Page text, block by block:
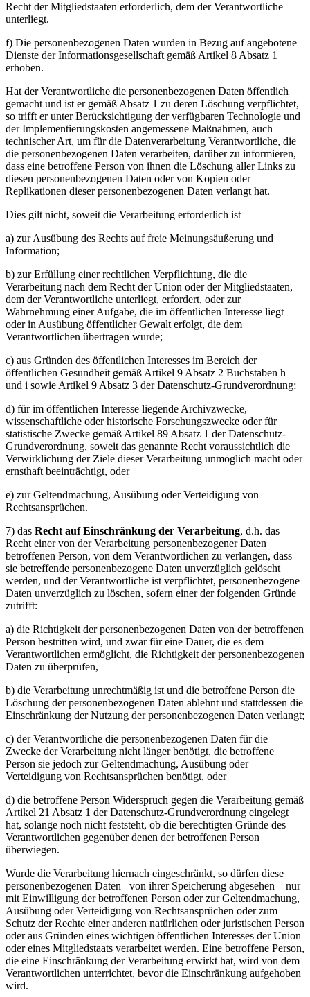
Recht der Mitgliedstaaten erforderlich, dem der Verantwortliche
unterliegt.
f) Die personenbezogenen Daten wurden in Bezug auf angebotene
Dienste der Informationsgesellschaft gemäß Artikel 8 Absatz 1
erhoben.
Hat der Verantwortliche die personenbezogenen Daten öffentlich
gemacht und ist er gemäß Absatz 1 zu deren Löschung verpflichtet,
so trifft er unter Berücksichtigung der verfügbaren Technologie und
der Implementierungskosten angemessene Maßnahmen, auch
technischer Art, um für die Datenverarbeitung Verantwortliche, die
die personenbezogenen Daten verarbeiten, darüber zu informieren,
dass eine betroffene Person von ihnen die Löschung aller Links zu
diesen personenbezogenen Daten oder von Kopien oder
Replikationen dieser personenbezogenen Daten verlangt hat.
Dies gilt nicht, soweit die Verarbeitung erforderlich ist
a) zur Ausübung des Rechts auf freie Meinungsäußerung und
Information;
b) zur Erfüllung einer rechtlichen Verpflichtung, die die
Verarbeitung nach dem Recht der Union oder der Mitgliedstaaten,
dem der Verantwortliche unterliegt, erfordert, oder zur
Wahrnehmung einer Aufgabe, die im öffentlichen Interesse liegt
oder in Ausübung öffentlicher Gewalt erfolgt, die dem
Verantwortlichen übertragen wurde;
c) aus Gründen des öffentlichen Interesses im Bereich der
öffentlichen Gesundheit gemäß Artikel 9 Absatz 2 Buchstaben h
und i sowie Artikel 9 Absatz 3 der Datenschutz-Grundverordnung;
d) für im öffentlichen Interesse liegende Archivzwecke,
wissenschaftliche oder historische Forschungszwecke oder für
statistische Zwecke gemäß Artikel 89 Absatz 1 der Datenschutz-
Grundverordnung, soweit das genannte Recht voraussichtlich die
Verwirklichung der Ziele dieser Verarbeitung unmöglich macht oder
ernsthaft beeinträchtigt, oder
e) zur Geltendmachung, Ausübung oder Verteidigung von
Rechtsansprüchen.
7) das Recht auf Einschränkung der Verarbeitung, d.h. das
Recht einer von der Verarbeitung personenbezogener Daten
betroffenen Person, von dem Verantwortlichen zu verlangen, dass
sie betreffende personenbezogene Daten unverzüglich gelöscht
werden, und der Verantwortliche ist verpflichtet, personenbezogene
Daten unverzüglich zu löschen, sofern einer der folgenden Gründe
zutrifft:
a) die Richtigkeit der personenbezogenen Daten von der betroffenen
Person bestritten wird, und zwar für eine Dauer, die es dem
Verantwortlichen ermöglicht, die Richtigkeit der personenbezogenen
Daten zu überprüfen,
b) die Verarbeitung unrechtmäßig ist und die betroffene Person die
Löschung der personenbezogenen Daten ablehnt und stattdessen die
Einschränkung der Nutzung der personenbezogenen Daten verlangt;
c) der Verantwortliche die personenbezogenen Daten für die
Zwecke der Verarbeitung nicht länger benötigt, die betroffene
Person sie jedoch zur Geltendmachung, Ausübung oder
Verteidigung von Rechtsansprüchen benötigt, oder
d) die betroffene Person Widerspruch gegen die Verarbeitung gemäß
Artikel 21 Absatz 1 der Datenschutz-Grundverordnung eingelegt
hat, solange noch nicht feststeht, ob die berechtigten Gründe des
Verantwortlichen gegenüber denen der betroffenen Person
überwiegen.
Wurde die Verarbeitung hiernach eingeschränkt, so dürfen diese
personenbezogenen Daten –von ihrer Speicherung abgesehen – nur
mit Einwilligung der betroffenen Person oder zur Geltendmachung,
Ausübung oder Verteidigung von Rechtsansprüchen oder zum
Schutz der Rechte einer anderen natürlichen oder juristischen Person
oder aus Gründen eines wichtigen öffentlichen Interesses der Union
oder eines Mitgliedstaats verarbeitet werden. Eine betroffene Person,
die eine Einschränkung der Verarbeitung erwirkt hat, wird von dem
Verantwortlichen unterrichtet, bevor die Einschränkung aufgehoben
wird.